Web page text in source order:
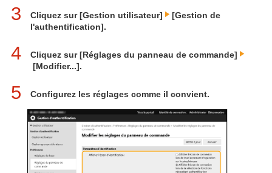
3 Cliquez sur [Gestion utilisateur]
[Gestion de
l'authentification].
4
Cliquez sur [Réglages du panneau de commande]
[Modifier...].
5 Configurez les réglages comme il convient.